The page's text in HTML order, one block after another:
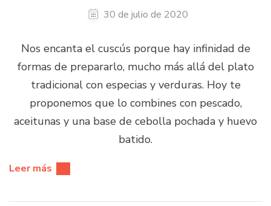
30 de julio de 2020
Nos encanta el cuscús porque hay infinidad de
formas de prepararlo, mucho más allá del plato
tradicional con especias y verduras. Hoy te
proponemos que lo combines con pescado,
aceitunas y una base de cebolla pochada y huevo
batido.
Leer más